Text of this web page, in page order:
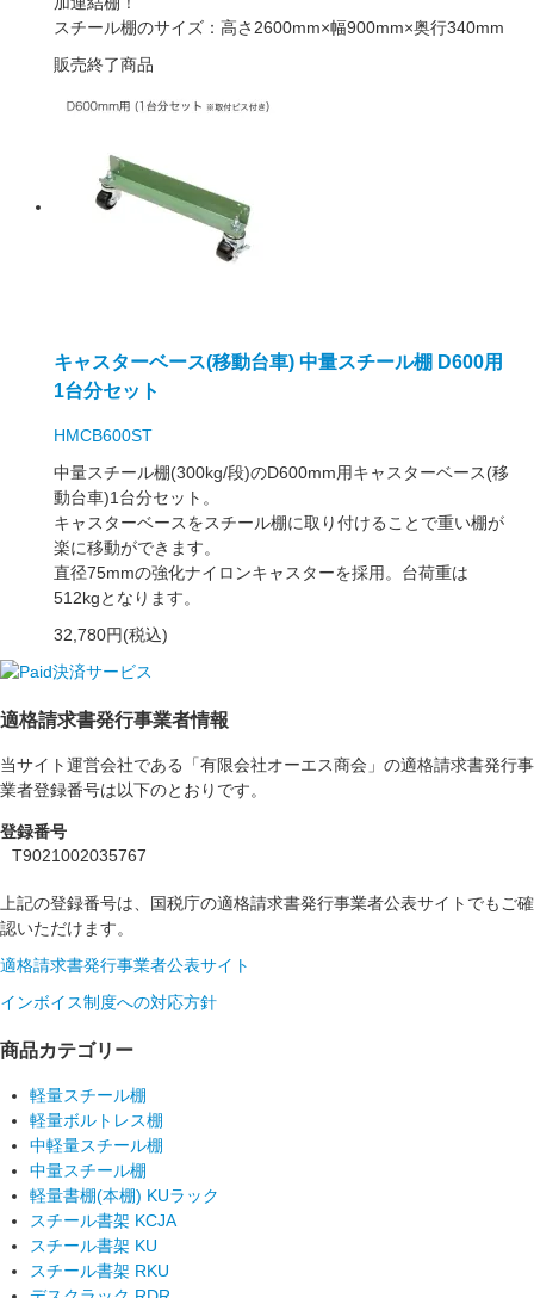
スチール棚のサイズ：高さ2600mm×幅900mm×奥行340mm
販売終了商品
キャスターベース(移動台車) 中量スチール棚 D600用
1台分セット
HMCB600ST
中量スチール棚(300kg/段)のD600mm用キャスターベース(移
動台車)1台分セット。
キャスターベースをスチール棚に取り付けることで重い棚が
楽に移動ができます。
直径75mmの強化ナイロンキャスターを採用。台荷重は
512kgとなります。
32,780円(税込)
適格請求書発行事業者情報
当サイト運営会社である「有限会社オーエス商会」の適格請求書発行事
業者登録番号は以下のとおりです。
登録番号
T9021002035767
上記の登録番号は、国税庁の適格請求書発行事業者公表サイトでもご確
認いただけます。
適格請求書発行事業者公表サイト
インボイス制度への対応方針
商品カテゴリー
軽量スチール棚
軽量ボルトレス棚
中軽量スチール棚
中量スチール棚
軽量書棚(本棚) KUラック
スチール書架 KCJA
スチール書架 KU
スチール書架 RKU